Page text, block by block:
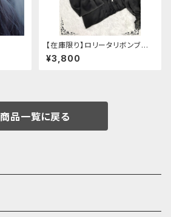
【在庫限り】ロリータリボンブラ
ウス：フリーサイズ
¥3,800
商品一覧に戻る